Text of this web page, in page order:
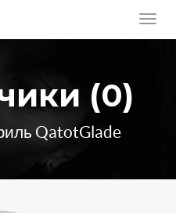
(0)
QatotGlade